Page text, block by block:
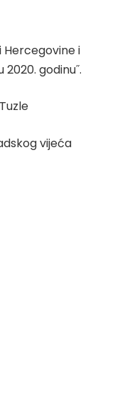
Hercegovine i
godinu˝.
vijeća